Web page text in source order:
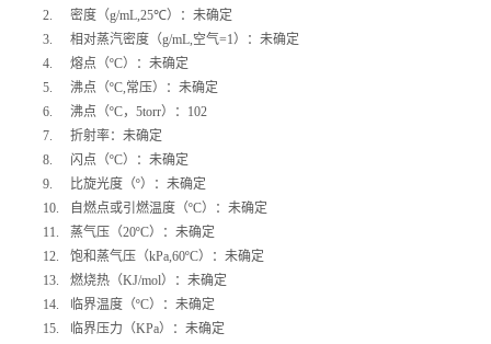
2.
密度（g/mL,25℃）：未确定
3.
相对蒸汽密度（g/mL,空气=1）：未确定
4.
熔点（ºC）：未确定
5.
沸点（ºC,常压）：未确定
6.
沸点（ºC， 5torr）： 102
7.
折射率：未确定
8.
闪点（ºC）：未确定
9.
比旋光度（º）：未确定
10.
自燃点或引燃温度（ºC）：未确定
11.
蒸气压（20ºC）：未确定
12.
饱和蒸气压（kPa,60ºC）：未确定
13.
燃烧热（KJ/mol）：未确定
14.
临界温度（ºC）：未确定
15.
临界压力（KPa）：未确定